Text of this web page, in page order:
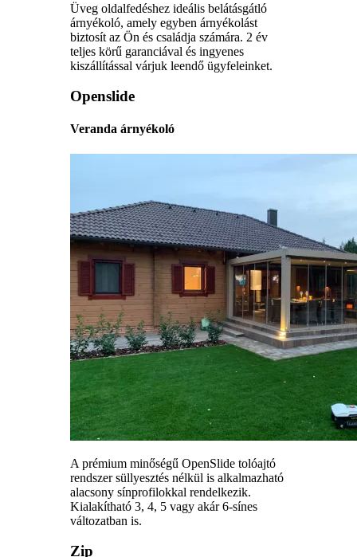
Üveg oldalfedéshez ideális belátásgátló
árnyékoló, amely egyben árnyékolást
biztosít az Ön és családja számára. 2 év
teljes körű garanciával és ingyenes
kiszállítással várjuk leendő ügyfeleinket.
Openslide
Veranda árnyékoló
A prémium minőségű OpenSlide tolóajtó
rendszer süllyesztés nélkül is alkalmazható
alacsony sínprofilokkal rendelkezik.
Kialakítható 3, 4, 5 vagy akár 6-sínes
változatban is.
Zip